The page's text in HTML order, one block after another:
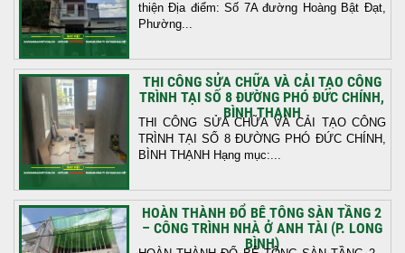
thiện Địa điểm: Số 7A đường Hoàng Bật Đạt,
Phường...
THI CÔNG SỬA CHỮA VÀ CẢI TẠO CÔNG
TRÌNH TẠI SỐ 8 ĐƯỜNG PHÓ ĐỨC CHÍNH,
BÌNH THẠNH
THI CÔNG SỬA CHỮA VÀ CẢI TẠO CÔNG
TRÌNH TẠI SỐ 8 ĐƯỜNG PHÓ ĐỨC CHÍNH,
BÌNH THẠNH Hạng mục:...
HOÀN THÀNH ĐỔ BÊ TÔNG SÀN TẦNG 2
– CÔNG TRÌNH NHÀ Ở ANH TÀI (P. LONG
BÌNH)